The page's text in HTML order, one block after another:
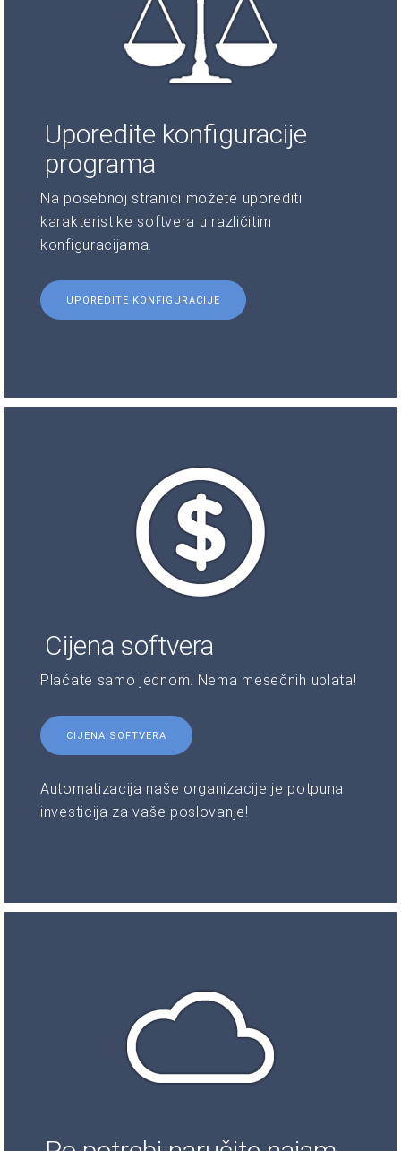
Uporedite konfiguracije
programa
Na posebnoj stranici možete uporediti
karakteristike softvera u različitim
konfiguracijama.
UPOREDITE KONFIGURACIJE
Cijena softvera
Plaćate samo jednom. Nema mesečnih uplata!
CIJENA SOFTVERA
Automatizacija naše organizacije je potpuna
investicija za vaše poslovanje!